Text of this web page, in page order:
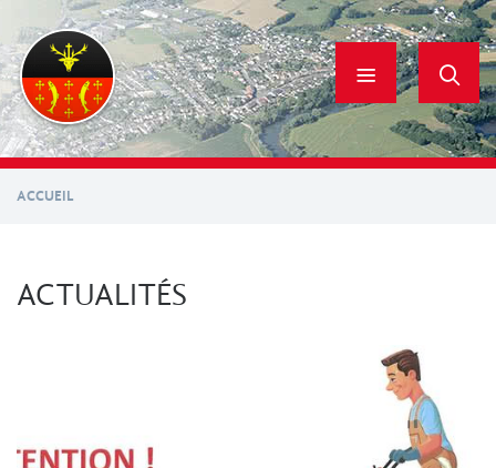
contenu
principal
ACCUEIL
ACTUALITÉS